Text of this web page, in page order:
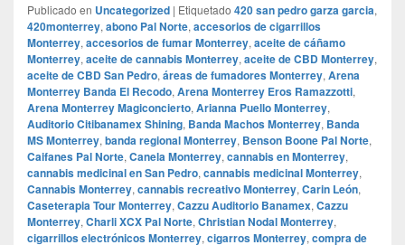
Publicado en Uncategorized | Etiquetado 420 san pedro garza garcia,
420monterrey, abono Pal Norte, accesorios de cigarrillos
Monterrey, accesorios de fumar Monterrey, aceite de cáñamo
Monterrey, aceite de cannabis Monterrey, aceite de CBD Monterrey,
aceite de CBD San Pedro, áreas de fumadores Monterrey, Arena
Monterrey Banda El Recodo, Arena Monterrey Eros Ramazzotti,
Arena Monterrey Magiconcierto, Arianna Puello Monterrey,
Auditorio Citibanamex Shining, Banda Machos Monterrey, Banda
MS Monterrey, banda regional Monterrey, Benson Boone Pal Norte,
Caifanes Pal Norte, Canela Monterrey, cannabis en Monterrey,
cannabis medicinal en San Pedro, cannabis medicinal Monterrey,
Cannabis Monterrey, cannabis recreativo Monterrey, Carin León,
Caseterapia Tour Monterrey, Cazzu Auditorio Banamex, Cazzu
Monterrey, Charli XCX Pal Norte, Christian Nodal Monterrey,
cigarrillos electrónicos Monterrey, cigarros Monterrey, compra de